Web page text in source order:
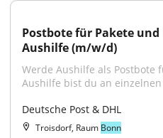
Postbote für Pakete
Aushilfe (m/w/d)
Werde Aushilfe als Postbote
Aushilfe bist du an
Deutsche Post & DHL
Troisdorf, Raum Bonn